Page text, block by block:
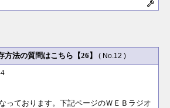
方法の質問はこちら【26】 ( No.12 )
っております。下記ページのＷＥＢラジオ